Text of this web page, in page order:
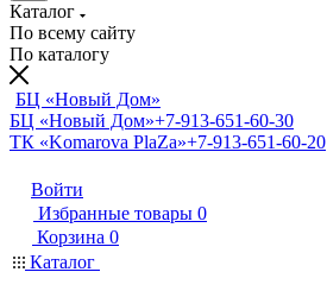
Каталог
По всему сайту
По каталогу
БЦ «Новый Дом»
БЦ «Новый Дом»+7-913-651-60-30
ТК «Komarova PlaZa»+7-913-651-60-20
Войти
Избранные товары 0
Корзина 0
Каталог